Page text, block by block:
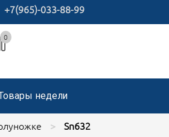
+7(965)-033-88-99
0
недели
Sn632